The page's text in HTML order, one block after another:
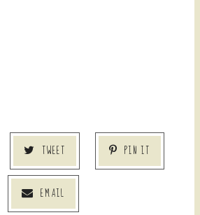
TWEET PIN IT
EMAIL